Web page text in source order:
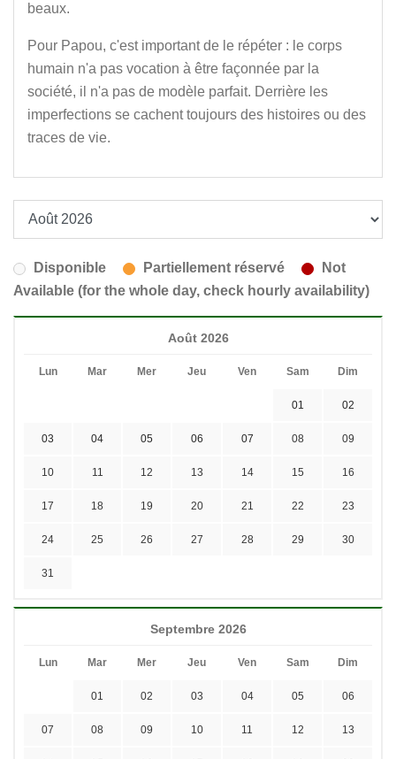
beaux.
Pour Papou, c'est important de le répéter : le corps
humain n'a pas vocation à être façonnée par la
société, il n'a pas de modèle parfait. Derrière les
imperfections se cachent toujours des histoires ou des
traces de vie.
Disponible Partiellement réservé
Not
Available (for the whole day, check hourly availability)
Août 2026
Lun Mar Mer Jeu Ven Sam Dim
01 02
03 04 05 06 07 08 09
10 11 12 13 14 15 16
17 18 19 20 21 22 23
24 25 26 27 28 29 30
31
Septembre 2026
Lun Mar Mer Jeu Ven Sam Dim
01 02 03 04 05 06
07 08 09 10 11 12 13